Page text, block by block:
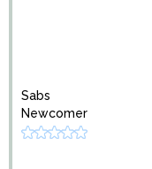
Sabs
Newcomer